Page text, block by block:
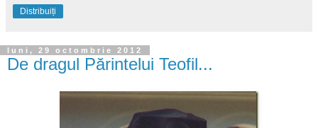
Distribuiți
luni, 29 octombrie 2012
De dragul Părintelui Teofil...